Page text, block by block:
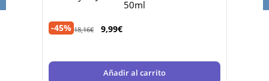
50ml
-45% 18,16€ 9,99€
Añadir al carrito
compras superiores a 120€. No acumulable